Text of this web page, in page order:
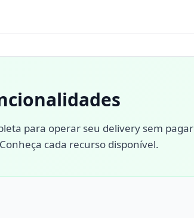
para operar seu delivery sem pagar
cada recurso disponível.